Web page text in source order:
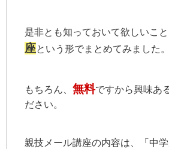
是非とも知っておいて欲しいこ
座という形でまとめてみました。
もちろん、 無料ですから興味あ
ださい。
親技メール講座の内容は、「中